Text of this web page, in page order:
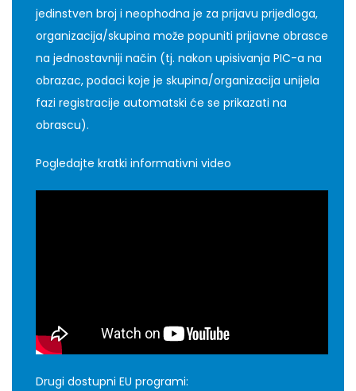
jedinstven broj i neophodna je za prijavu prijedloga,
organizacija/skupina može popuniti prijavne obrasce
na jednostavniji način (tj. nakon upisivanja PIC-a na
obrazac, podaci koje je skupina/organizacija unijela
fazi registracije automatski će se prikazati na
obrascu).
Pogledajte kratki informativni video
Drugi dostupni EU programi: